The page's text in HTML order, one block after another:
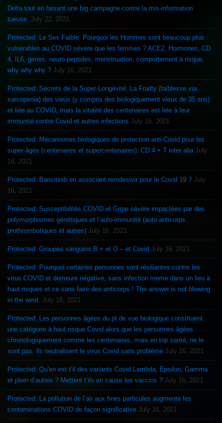
Delta tout en faisant une big campagne contre la mis-information
tueuse. July 22, 2021
Protected: Le Sex Faible: Pourquoi les Hommes sont beaucoup plus
vulnérables au COVID sévère que les femmes ? ACE2, Hormones, CD
4, IL6, genes, neuro-peptides, menstruation, comportement à risque,
why why why ? July 16, 2021
Protected: Secrets de la Super-Longévité: La Frailty (faiblesse via
sarcopenia) des vieux (y compris des biologiquement vieux de 35 ans)
et liée au COVID, mais la vitalité des centenaires est liée à leur
immunité contre Covid et autres infections July 16, 2021
Protected: Mécanismes biologiques de protection anti-Covid pour les
super-âgés (centenaires et supercentenaires): CD 4 + T inter alia July
16, 2021
Protected: Baricitinib en associant remdesivir pour le Covid 19 ? July
16, 2021
Protected: Susceptibilités COVID et Gripe sévère impactées par des
polymorphismes génétiques et l’auto-immunité (auto-anticorps
prothrombotiques et autres) July 16, 2021
Protected: Groupes sanguins B + et O – et Covid July 16, 2021
Protected: Pourquoi certaines personnes sont résiliantes contre les
virus COVID et demeure négative, sans infection meme dans un lieu à
haut risques et ce sans faire des anticorps ! The answer is not blowing
in the wind. July 16, 2021
Protected: Les personnes âgées du pt de vue biologique constituent
une catégorie à haut risque Covid alors que les personnes âgées
chronologiquement comme les centenaires, mais en top santé, ne le
sont pas, ils neutralisent le virus Covid sans problème July 16, 2021
Protected: Qu’en est t’il des variants Covid Lambda, Epsilon, Gamma
et plein d’autres ? Mettent t’ils en cause les vaccins ? July 16, 2021
Protected: La pollution de l’air aux fines particules augmente les
contaminations COVID de façon significative July 16, 2021